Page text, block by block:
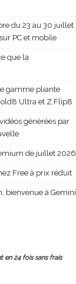
du 23 au 30 juillet
PC et mobile
que la
gamme pliante
Ultra et Z Flip8
générées par
de juillet 2026
Free à prix réduit
bienvenue à Gemini
en 24 fois sans frais